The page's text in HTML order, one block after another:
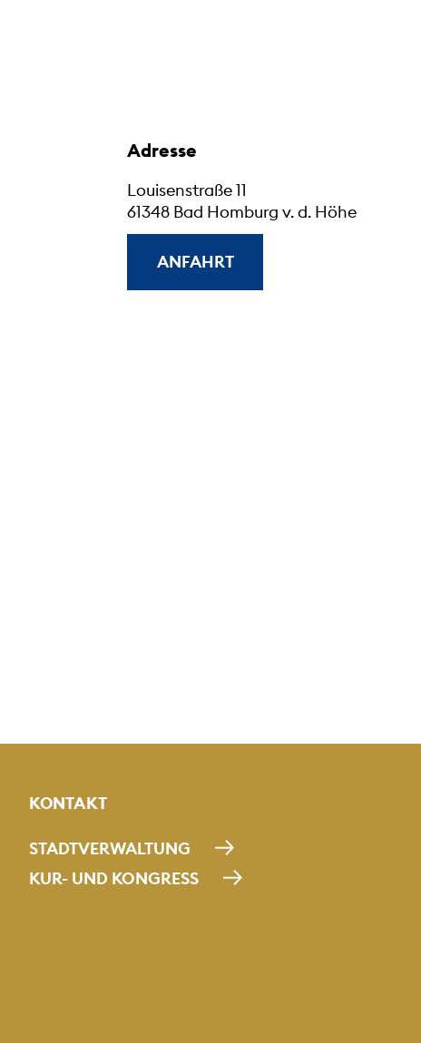
Adresse
Louisenstraße 11
61348 Bad Homburg v. d. Höhe
ANFAHRT
KONTAKT
STADTVERWALTUNG
KUR- UND KONGRESS